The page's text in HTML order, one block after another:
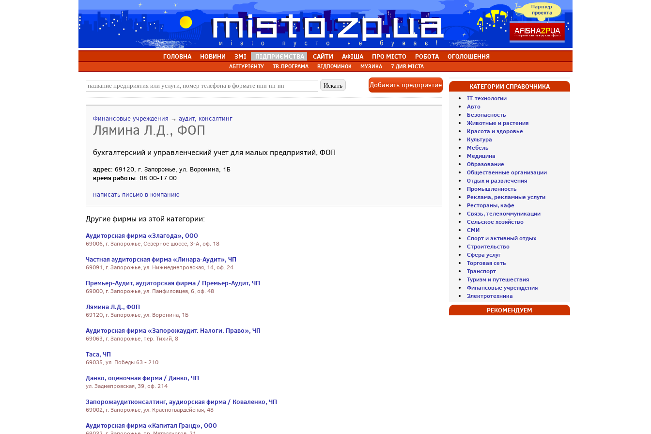
ГОЛОВНА НОВИНИ ЗМІ ПІДПРИЄМСТВА САЙТИ АФІША ПРО МІСТО РОБОТА ОГОЛОШЕННЯ
АБІТУРІЄНТУ ТВ-ПРОГРАМА ВІДПОЧИНОК МУЗИКА 7 ДИВ МІСТА
Добавить предприятие
Финансовые учреждения → аудит, консалтинг
Лямина Л.Д., ФОП
бухгалтерский и управленческий учет для малых предприятий, ФОП
адрес: 69120, г. Запорожье, ул. Воронина, 1Б
время работы: 08:00-17:00
написать письмо в компанию
Другие фирмы из этой категории:
Аудиторская фирма «Злагода», ООО
69006, г. Запорожье, Северное шоссе, 3-А, оф. 18
Частная аудиторская фирма «Линара-Аудит», ЧП
69091, г. Запорожье, ул. Нижнеднепровская, 14, оф. 24
Премьер-Аудит, аудиторская фирма / Премьер-Аудит, ЧП
69000, г. Запорожье, ул. Панфиловцев, 6, оф. 48
Лямина Л.Д., ФОП
69120, г. Запорожье, ул. Воронина, 1Б
Аудиторская фирма «Запорожаудит. Налоги. Право», ЧП
69063, г. Запорожье, пер. Тихий, 8
Таса, ЧП
69035, ул. Победы 63 - 210
Данко, оценочная фирма / Данко, ЧП
ул. Заднепровская, 39, оф. 214
Запорожаудитконсалтинг, аудиорская фирма / Коваленко, ЧП
69002, г. Запорожье, ул. Красногвардейская, 48
Аудиторская фирма «Капитал Гранд», ООО
КАТЕГОРИИ СПРАВОЧНИКА
IT-технологии
Авто
Безопасность
Животные и растения
Красота и здоровье
Культура
Мебель
Медицина
Образование
Общественные организации
Отдых и развлечения
Промышленность
Реклама, рекламные услуги
Рестораны, кафе
Связь, телекоммуникации
Сельское хозяйство
СМИ
Спорт и активный отдых
Строительство
Сфера услуг
Торговая сеть
Транспорт
Туризм и путешествия
Финансовые учреждения
Электротехника
РЕКОМЕНДУЕМ